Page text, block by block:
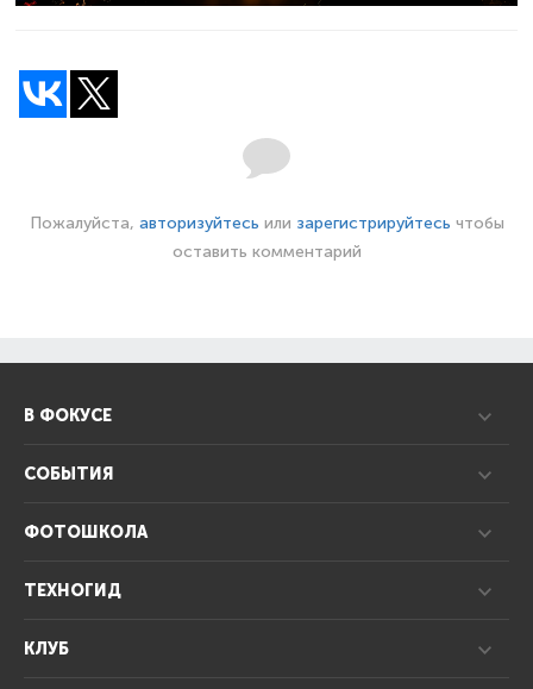
Пожалуйста, авторизуйтесь или зарегистрируйтесь чтобы
оставить комментарий
В ФОКУСЕ
СОБЫТИЯ
ФОТОШКОЛА
ТЕХНОГИД
КЛУБ